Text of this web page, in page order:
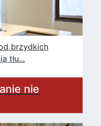
brzydkich
tłu...
nie